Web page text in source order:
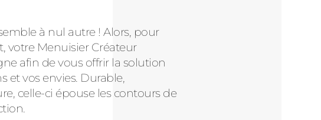
à nul autre ! Alors, pour
votre Menuisier Créateur
afin de vous offrir la solution
et vos envies. Durable,
celle-ci épouse les contours de